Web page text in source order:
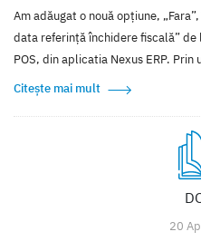
Am adăugat o nouă opțiune,
data referință închidere fiscală”
POS, din aplicatia Nexus ERP.
Citește mai mult
20